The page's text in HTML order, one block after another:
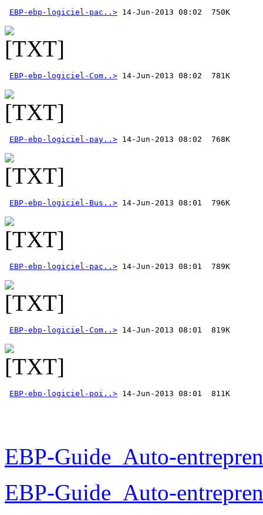
EBP-ebp-logiciel-pac..>
EBP-ebp-logiciel-Com..>
EBP-ebp-logiciel-pay..>
EBP-ebp-logiciel-Bus..>
EBP-ebp-logiciel-pac..>
EBP-ebp-logiciel-Com..>
EBP-ebp-logiciel-poi..> 14-Jun-2013 08:01  811K
EBP-Guide_Auto-
EBP-Guide_Auto-